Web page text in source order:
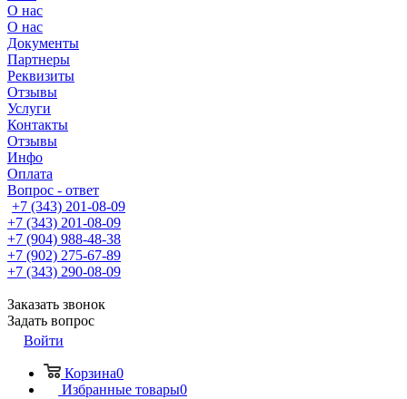
О нас
О нас
Документы
Партнеры
Реквизиты
Отзывы
Услуги
Контакты
Отзывы
Инфо
Оплата
Вопрос - ответ
+7 (343) 201-08-09
+7 (343) 201-08-09
+7 (904) 988-48-38
+7 (902) 275-67-89
+7 (343) 290-08-09
Заказать звонок
Задать вопрос
Войти
Корзина0
Избранные товары0